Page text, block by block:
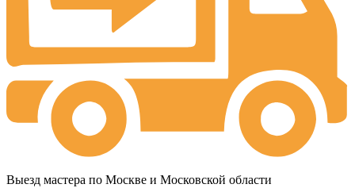
Выезд мастера по Москве и Московской области